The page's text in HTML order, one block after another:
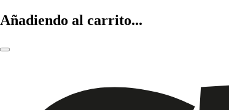
Añadiendo al carrito...